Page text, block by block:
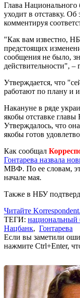
Глава Национального
уходит в отставку.
комментируя
"Как вам известно,
предстоящих
сообщения не было,
действительности", –
Утверждается, что
работают по плану и
Накануне в ряде
якобы отставке
Утверждалось, что
якобы готов
Как сообщал
Гонтарева назвала
МВФ. По ее словам,
начале мая.
Также в НБУ
Читайте
ТЕГИ: национальный
Нацбанк, Гонтарева
Если вы заметили
нажмите Ctrl+Enter,